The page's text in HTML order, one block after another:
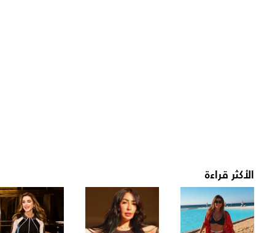
الأكثر قراءة